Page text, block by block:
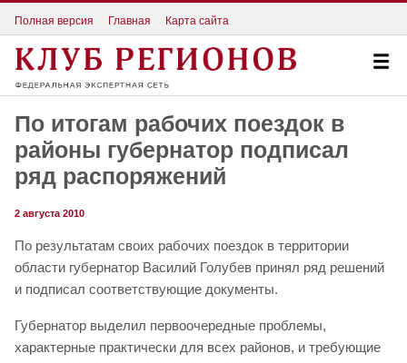
Полная версия Главная Карта сайта
По итогам рабочих поездок в
районы губернатор подписал
ряд распоряжений
2 августа 2010
По результатам своих рабочих поездок в территории
области губернатор Василий Голубев принял ряд решений
и подписал соответствующие документы.
Губернатор выделил первоочередные проблемы,
характерные практически для всех районов, и требующие